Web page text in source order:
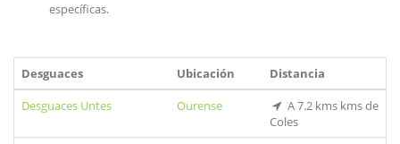
específicas.
Desguaces Ubicación
Distancia
Desguaces Untes
Ourense
A 7.2 kms kms de
Coles